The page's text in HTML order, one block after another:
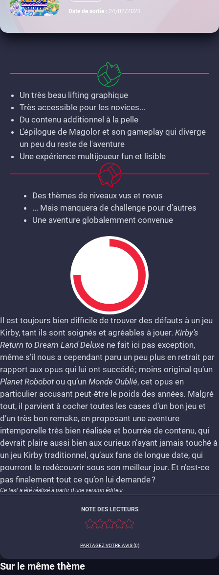
Date de sortie : 24/02/2023
Un très beau lifting graphique
Très accessible pour les novices...
Du contenu additionnel à la pelle
L'épilogue de Magolor et son gameplay qui diverge
un peu du reste de l'aventure
Une expérience multijoueur fun et lisible
Des thèmes de niveaux vus et revus
... Mais manquera de challenge pour d'autres
Une aventure globalemment convenue
7.5
Il est toujours bien difficile de trouver des défauts à un jeu
Kirby, tant ils sont soignés et agréables à jouer. Kirby’s
Return to Dream Land Deluxe ne fait ici pas exception,
même s’il nous a cependant paru un peu plus en retrait par
rapport aux opus qui lui ont succédé ; moins original qu’un
Planet Robobotou qu’un Monde Oublié, cet opus en
particulier accusant peut-être le poids des années. Malgré
tout, il parvient à cocher toutes les cases d’un bon jeu et
d’un très bon remake, en proposant une aventure
intemporelle très bien réalisée et bourrée de contenu, qui
devrait plaire aussi bien aux curieux n’ayant jamais touché à
un jeu Kirby traditionnel, qu’aux fans de longue date, qui
pourront le redécouvrir sous son meilleur jour. Et n’est-ce
pas finalement tout ce qu’on lui demande ?
Ce test a été réalisé à partir d'une version éditeur.
NOTE DES LECTEURS
PARTAGEZ VOTRE AVIS (0)
Sur le même thème